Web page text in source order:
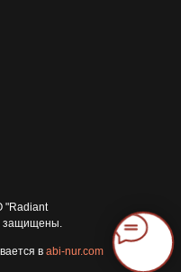
"Radiant
защищены.
в abi-nur.com